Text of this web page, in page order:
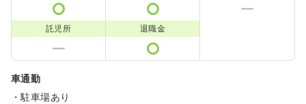
託児所 退職金
車通勤
・駐車場あり